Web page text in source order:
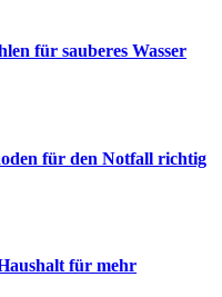
für sauberes Wasser
für den Notfall richtig
für mehr